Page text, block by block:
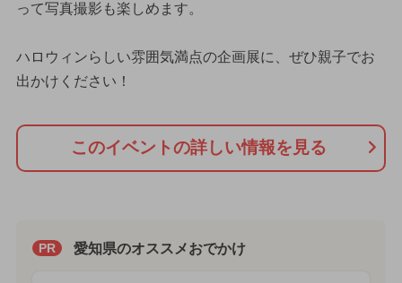
って写真撮影も楽しめます。
ハロウィンらしい雰囲気満点の企画展に、ぜひ親子でお
出かけください！
このイベントの詳しい情報を見る
PR 愛知県のオススメおでかけ